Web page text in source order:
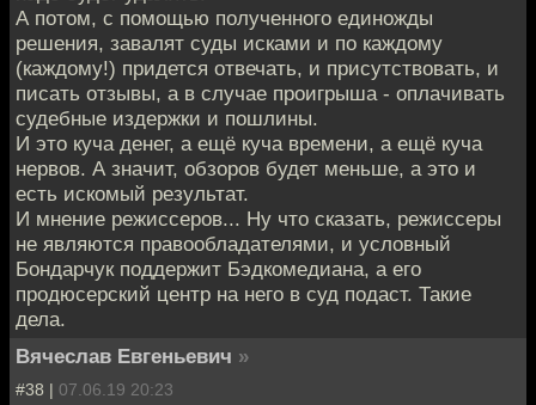
А потом, с помощью полученного единожды
решения, завалят суды исками и по каждому
(каждому!) придется отвечать, и присутствовать, и
писать отзывы, а в случае проигрыша - оплачивать
судебные издержки и пошлины.
И это куча денег, а ещё куча времени, а ещё куча
нервов. А значит, обзоров будет меньше, а это и
есть искомый результат.
И мнение режиссеров... Ну что сказать, режиссеры
не являются правообладателями, и условный
Бондарчук поддержит Бэдкомедиана, а его
продюсерский центр на него в суд подаст. Такие
дела.
Вячеслав Евгеньевич »
#38 | 07.06.19 20:23